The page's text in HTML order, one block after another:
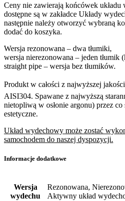
Ceny nie zawierają końcówek
dostępne są w zakładce Układy
następnie należy otworzyć wybraną
dodać do koszyka.
Wersja rezonowana – dwa tłumiki,
wersja nierezonowana – jeden tłumik
straight pipe – wersja bez tłumików.
Produkt w całości z najwyższej
AISI304. Spawane z najwyższą
nietopliwą w osłonie argonu) przez
estetyczne.
Układ wydechowy może zostać
samochodem do naszej dyspozycji.
Informacje dodatkowe
Wersja
wydechu
Rezonowana,
Aktywny układ